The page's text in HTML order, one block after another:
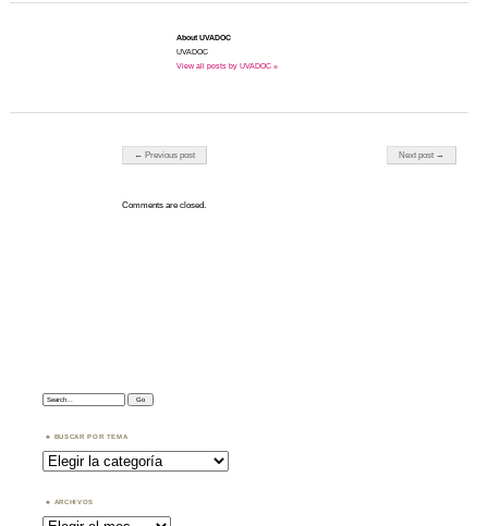
About UVADOC
UVADOC
View all posts by UVADOC »
Post navigation
← Previous post Next post →
Comments are closed.
Search:
BUSCAR POR TEMA
Buscar
por
Tema
ARCHIVOS
Archivos